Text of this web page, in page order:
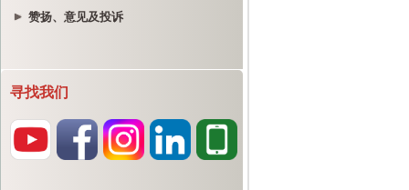
赞扬、意见及投诉
寻找我们